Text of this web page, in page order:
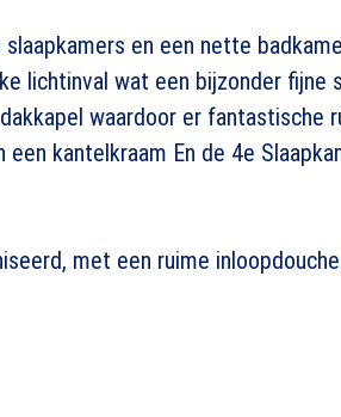
en een nette
lichtinval wat een bijzonder fijne
waardoor er fantastische
kantelkraam En de 4e
met een ruime